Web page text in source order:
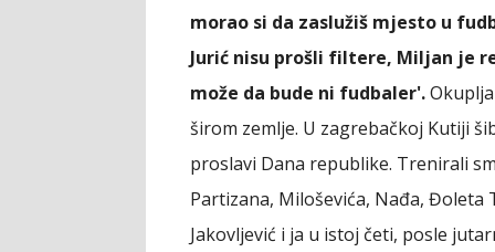
morao si da zaslužiš mjesto u
Jurić nisu prošli filtere, Miljan je
može da bude ni fudbaler'.
širom zemlje. U zagrebačkoj Kutiji
proslavi Dana republike. Trenirali
Partizana, Miloševića, Nađa, Đoleta
Jakovljević i ja u istoj četi, posle